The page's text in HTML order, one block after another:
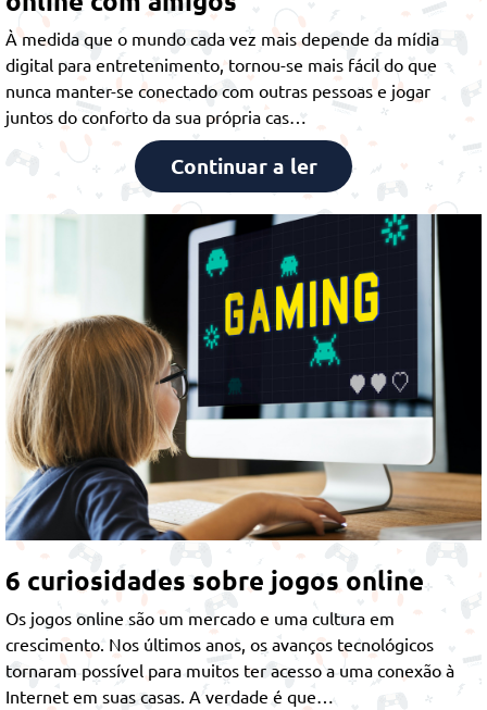
À medida que o mundo cada vez mais depende da mídia
digital para entretenimento, tornou-se mais fácil do que
nunca manter-se conectado com outras pessoas e jogar
juntos do conforto da sua própria cas…
Continuar a ler
6 curiosidades sobre jogos online
Os jogos online são um mercado e uma cultura em
crescimento. Nos últimos anos, os avanços tecnológicos
tornaram possível para muitos ter acesso a uma conexão à
Internet em suas casas. A verdade é que…